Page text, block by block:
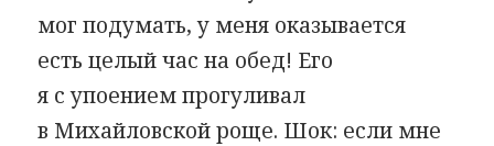
мог подумать, у меня оказывается
есть целый час на обед! Его
я с упоением прогуливал
в Михайловской роще. Шок: если мне